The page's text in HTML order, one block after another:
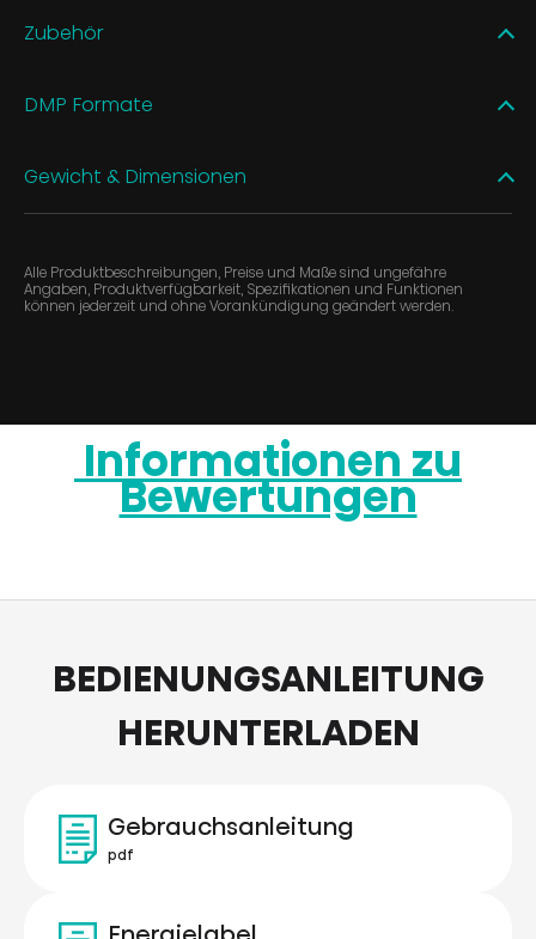
Zubehör
DMP Formate
Gewicht & Dimensionen
Alle Produktbeschreibungen, Preise und Maße sind ungefähre
Angaben, Produktverfügbarkeit, Spezifikationen und Funktionen
können jederzeit und ohne Vorankündigung geändert werden.
Informationen zu
Bewertungen
BEDIENUNGSANLEITUNG
HERUNTERLADEN
Gebrauchsanleitung
pdf